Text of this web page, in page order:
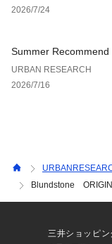
2026/7/24
Summer Recommend
URBAN RESEARCH
2026/7/16
Blundstone
三井ショッピン